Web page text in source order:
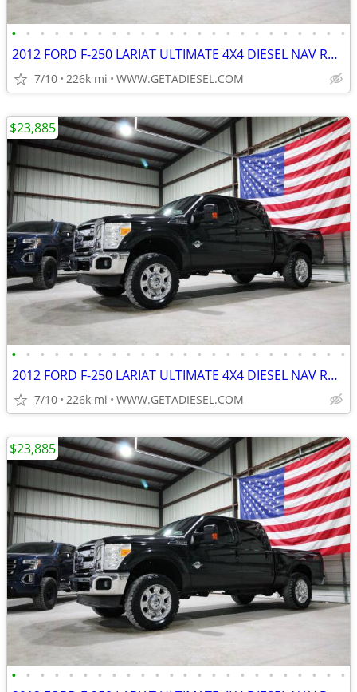
• • • • • • • • • • • • • • • • • • • • • • • •
2012 FORD F-250 LARIAT ULTIMATE 4X4 DIESEL NAV ROOF NEW 35'S B&W HITCH
7/10 226k mi WWW.GETADIESEL.COM
• • • • • • • • • • • • • • • • • • • • • • • •
2012 FORD F-250 LARIAT ULTIMATE 4X4 DIESEL NAV ROOF NEW 35'S B&W HITCH
7/10 226k mi WWW.GETADIESEL.COM
$23,885
• • • • • • • • • • • • • • • • • • • • • • • •
$23,885